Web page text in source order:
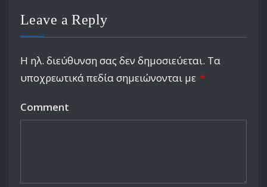
Leave a Reply
Η ηλ. διεύθυνση σας δεν δημοσιεύεται. Τα
υποχρεωτικά πεδία σημειώνονται με *
Comment